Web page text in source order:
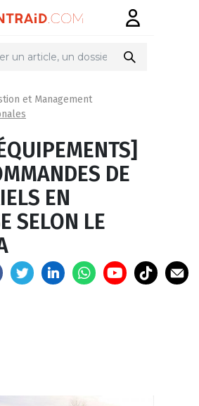
et Management
DE
EN
SELON LE